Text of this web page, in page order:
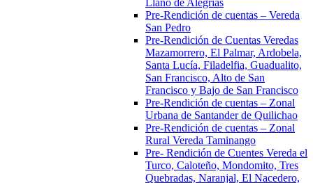
Llano de Alegrías
Pre-Rendición de cuentas – Vereda
San Pedro
Pre-Rendición de Cuentas Veredas
Mazamorrero, El Palmar, Ardobela,
Santa Lucía, Filadelfia, Guadualito,
San Francisco, Alto de San
Francisco y Bajo de San Francisco
Pre-Rendición de cuentas – Zonal
Urbana de Santander de Quilichao
Pre-Rendición de cuentas – Zonal
Rural Vereda Taminango
Pre- Rendición de Cuentes Vereda el
Turco, Caloteño, Mondomito, Tres
Quebradas, Naranjal, El Nacedero,